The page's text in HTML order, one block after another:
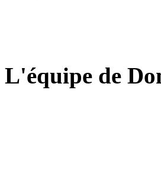
L'équipe de